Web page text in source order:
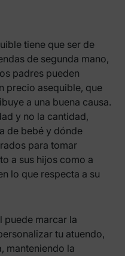
tiene que ser de
de segunda mano,
padres pueden
precio asequible, que
a una buena causa.
y no la cantidad,
de bebé y dónde
para tomar
a sus hijos como a
lo que respecta a su
puede marcar la
tu atuendo,
manteniendo la